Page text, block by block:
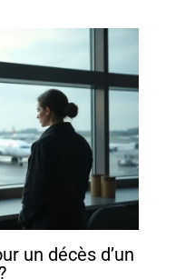
un décès d’un